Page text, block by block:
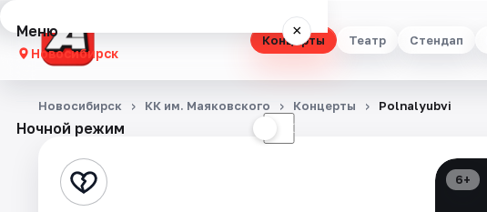
Концерты Театр Стендап
Меню ×
Новосибирск
Концерты
Стендап
Ночной режим ☾
Новосибирск КК им. Маяковского Концерты Polnalyubvi
6+